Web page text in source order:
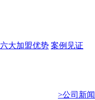
六大加盟优势 案例见证
>公司新闻